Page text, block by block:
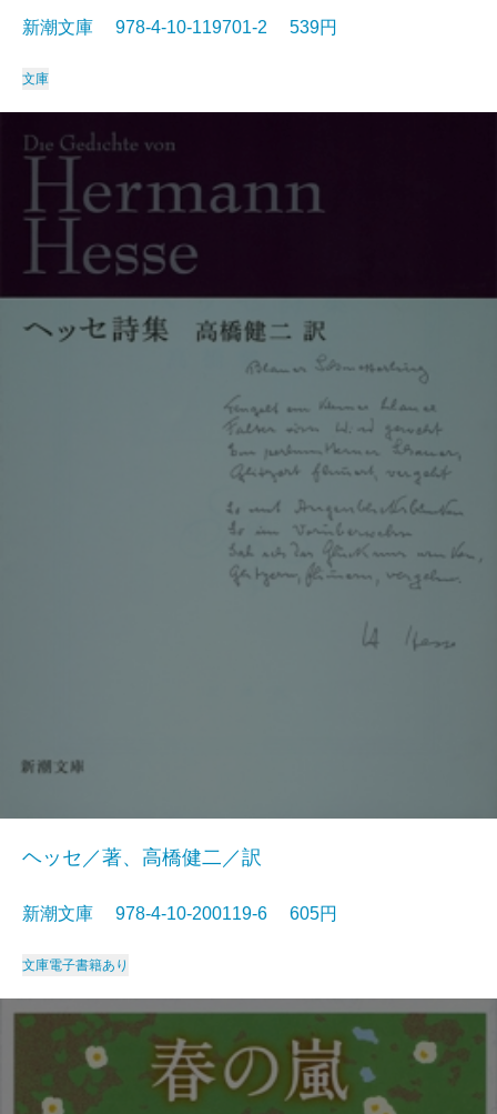
新潮文庫 978-4-10-119701-2 539円
文庫
ヘッセ／著、高橋健二／訳
新潮文庫 978-4-10-200119-6 605円
文庫電子書籍あり